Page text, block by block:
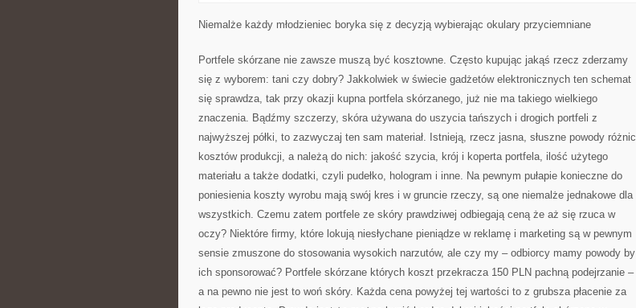
SĄ
NAJLEPSZE
Niemalże każdy młodzieniec boryka się z decyzją wybierając okulary przyciemniane
Portfele skórzane nie zawsze muszą być kosztowne. Często kupując jakąś rzecz zderzamy
się z wyborem: tani czy dobry? Jakkolwiek w świecie gadżetów elektronicznych ten schemat
się sprawdza, tak przy okazji kupna portfela skórzanego, już nie ma takiego wielkiego
znaczenia. Bądźmy szczerzy, skóra używana do uszycia tańszych i drogich portfeli z
najwyższej półki, to zazwyczaj ten sam materiał. Istnieją, rzecz jasna, słuszne powody różnic
kosztów produkcji, a należą do nich: jakość szycia, krój i koperta portfela, ilość użytego
materiału a także dodatki, czyli pudełko, hologram i inne. Na pewnym pułapie konieczne do
poniesienia koszty wyrobu mają swój kres i w gruncie rzeczy, są one niemalże jednakowe dla
wszystkich. Czemu zatem portfele ze skóry prawdziwej odbiegają ceną że aż się rzuca w
oczy? Niektóre firmy, które lokują niesłychane pieniądze w reklamę i marketing są w pewnym
sensie zmuszone do stosowania wysokich narzutów, ale czy my – odbiorcy mamy powody by
ich sponsorować? Portfele skórzane których koszt przekracza 150 PLN pachną podejrzanie –
a na pewno nie jest to woń skóry. Każda cena powyżej tej wartości to z grubsza płacenie za